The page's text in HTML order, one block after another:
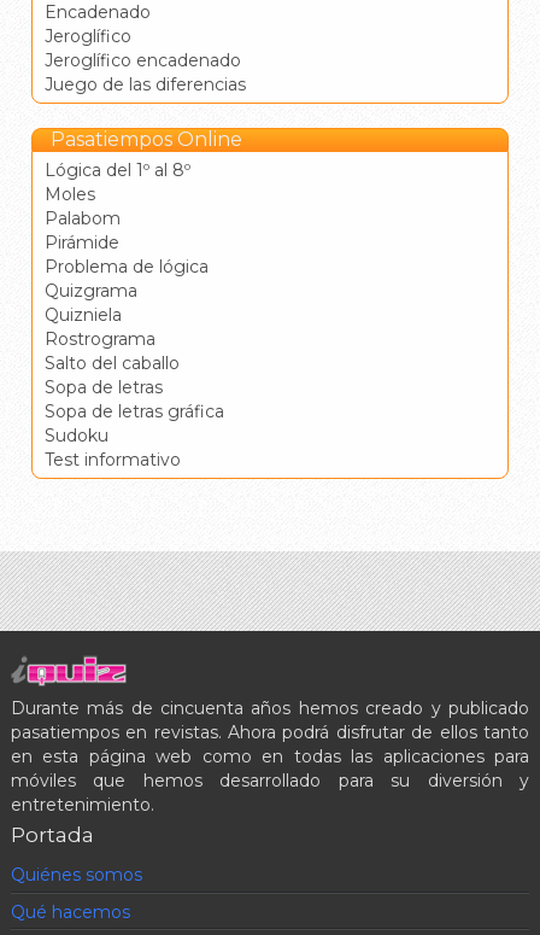
Encadenado
Jeroglífico
Jeroglífico encadenado
Juego de las diferencias
Pasatiempos Online
Lógica del 1º al 8º
Moles
Palabom
Pirámide
Problema de lógica
Quizgrama
Quizniela
Rostrograma
Salto del caballo
Sopa de letras
Sopa de letras gráfica
Sudoku
Test informativo
Durante más de cincuenta años hemos creado y publicado
pasatiempos en revistas. Ahora podrá disfrutar de ellos tanto
en esta página web como en todas las aplicaciones para
móviles que hemos desarrollado para su diversión y
entretenimiento.
Portada
Quiénes somos
Qué hacemos